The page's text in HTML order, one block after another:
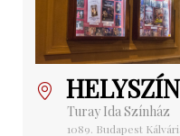
HELYSZÍN
Turay Ida Színház
1089. Budapest